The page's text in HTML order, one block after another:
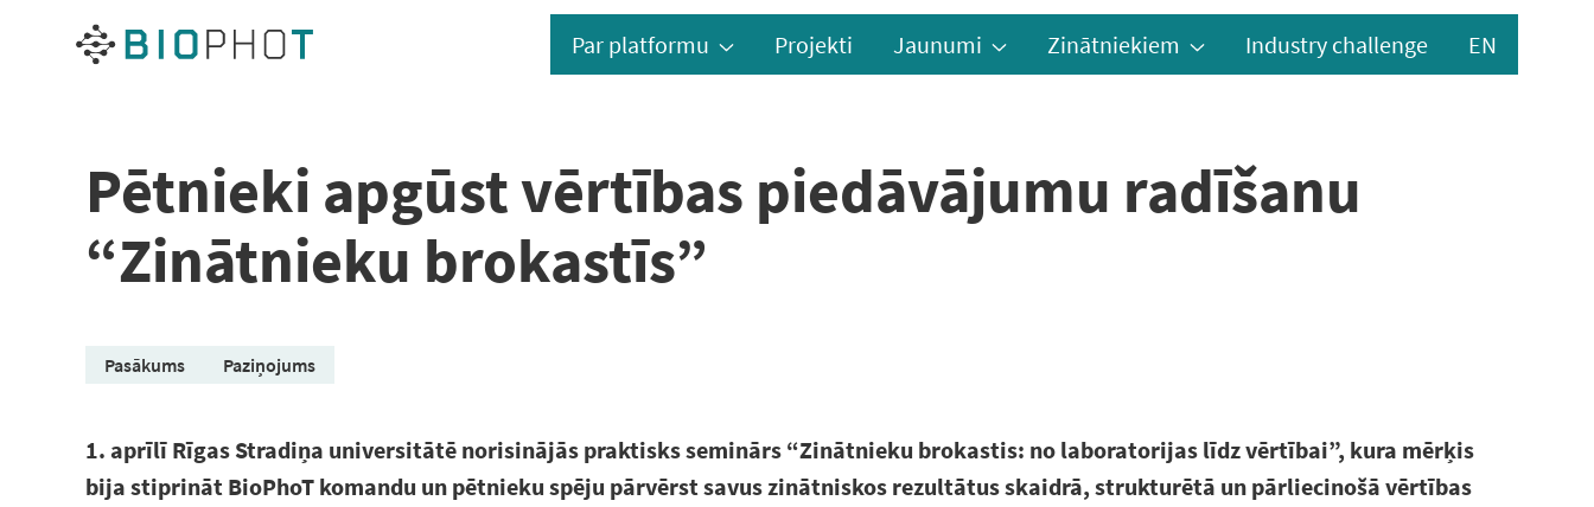
Par platformu Projekti Jaunumi Zinātniekiem Industry challenge EN
Pētnieki apgūst vērtības piedāvājumu radīšanu
“Zinātnieku brokastīs”
Pasākums Paziņojums
1. aprīlī Rīgas Stradiņa universitātē norisinājās praktisks seminārs “Zinātnieku brokastis: no laboratorijas līdz vērtībai”, kura mērķis
bija stiprināt BioPhoT komandu un pētnieku spēju pārvērst savus zinātniskos rezultātus skaidrā, strukturētā un pārliecinošā vērtības